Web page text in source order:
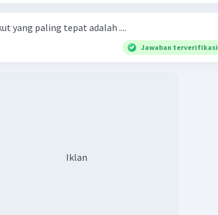
yang paling tepat adalah ....
Jawaban terverifikasi
Iklan